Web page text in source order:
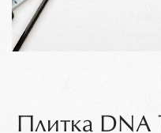
Плитка DNA